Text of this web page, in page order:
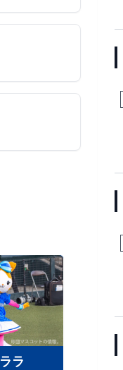
ラ